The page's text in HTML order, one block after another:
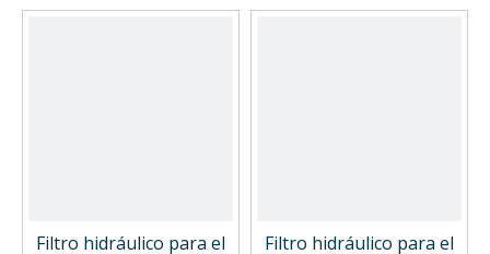
Filtro hidráulico para el
Filtro hidráulico para el